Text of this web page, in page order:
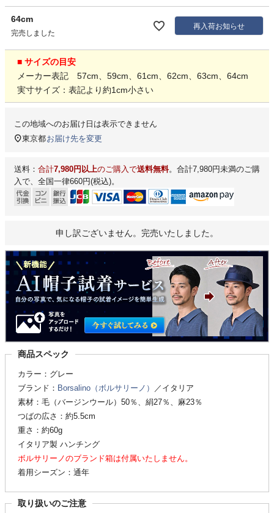
64cm
完売しました
再入荷お知らせ
■ サイズの目安
メーカー表記 57cm、59cm、61cm、62cm、63cm、64cm
実寸サイズ：表記より約1cm小さい
この地域へのお届け日は表示できません
東京都お届け先を変更
送料： 合計7,980円以上のご購入で送料無料。合計7,980円未満のご購
入で、全国一律660円(税込)。
申し訳ございません。完売いたしました。
商品スペック
カラー：グレー
ブランド： Borsalino（ボルサリーノ）
／イタリア
素材：毛（バージンウール）50％、絹27％、麻23％
つばの広さ：約5.5cm
重さ：約60g
イタリア製 ハンチング
ボルサリーノのブランド箱は付属いたしません。
着用シーズン：通年
取り扱いのご注意